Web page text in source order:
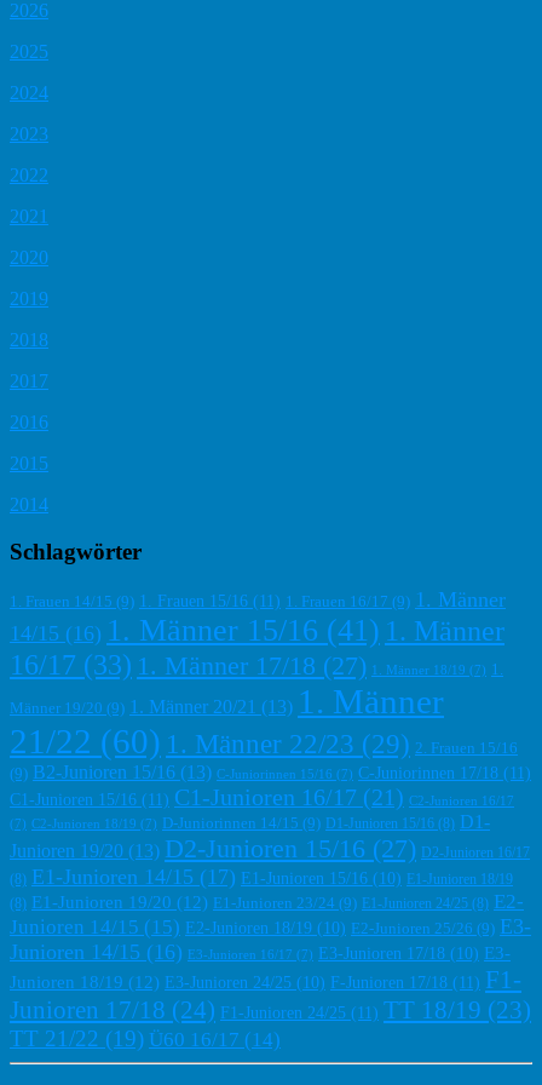
2026
2025
2024
2023
2022
2021
2020
2019
2018
2017
2016
2015
2014
Schlagwörter
1. Frauen 14/15 (9) 1. Frauen 15/16 (11) 1. Frauen 16/17 (9) 1. Männer
14/15 (16) 1. Männer 15/16 (41) 1. Männer
16/17 (33) 1. Männer 17/18 (27) 1. Männer 18/19 (7) 1.
Männer 19/20 (9) 1. Männer 20/21 (13) 1. Männer
21/22 (60) 1. Männer 22/23 (29) 2. Frauen 15/16
(9) B2-Junioren 15/16 (13) C-Juniorinnen 15/16 (7) C-Juniorinnen 17/18 (11)
C1-Junioren 15/16 (11) C1-Junioren 16/17 (21) C2-Junioren 16/17
(7) C2-Junioren 18/19 (7) D-Juniorinnen 14/15 (9) D1-Junioren 15/16 (8) D1-
Junioren 19/20 (13) D2-Junioren 15/16 (27)
D2-Junioren 16/17
(8) E1-Junioren 14/15 (17) E1-Junioren 15/16 (10)
E1-Junioren 18/19
(8) E1-Junioren 19/20 (12) E1-Junioren 23/24 (9) E1-Junioren 24/25 (8) E2-
Junioren 14/15 (15) E2-Junioren 18/19 (10) E2-Junioren 25/26 (9) E3-
Junioren 14/15 (16) E3-Junioren 16/17 (7) E3-Junioren 17/18 (10) E3-
Junioren 18/19 (12) E3-Junioren 24/25 (10) F-Junioren 17/18 (11) F1-
Junioren 17/18 (24) F1-Junioren 24/25 (11) TT 18/19 (23)
TT 21/22 (19) Ü60 16/17 (14)